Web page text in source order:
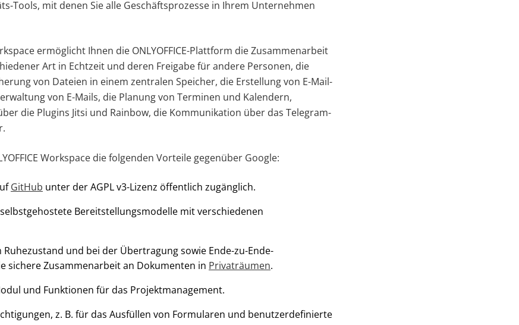
Tools, mit denen Sie alle Geschäftsprozesse in Ihrem Unternehmen
ermöglicht Ihnen die ONLYOFFICE-Plattform die Zusammenarbeit
Art in Echtzeit und deren Freigabe für andere Personen, die
von Dateien in einem zentralen Speicher, die Erstellung von E-Mail-
von E-Mails, die Planung von Terminen und Kalendern,
die Plugins Jitsi und Rainbow, die Kommunikation über das Telegram-
Workspace die folgenden Vorteile gegenüber Google:
GitHub unter der AGPL v3-Lizenz öffentlich zugänglich.
Bereitstellungsmodelle mit verschiedenen
und bei der Übertragung sowie Ende-zu-Ende-
sichere Zusammenarbeit an Dokumenten in Privaträumen.
und Funktionen für das Projektmanagement.
z. B. für das Ausfüllen von Formularen und benutzerdefinierte